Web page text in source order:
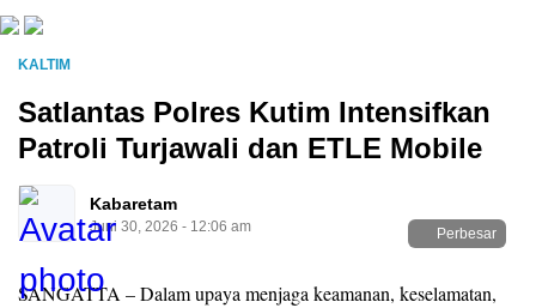
KALTIM
Satlantas Polres Kutim Intensifkan
Patroli Turjawali dan ETLE Mobile
Kabaretam
Juni 30, 2026 - 12:06 am Perbesar
SANGATTA – Dalam upaya menjaga keamanan, keselamatan,